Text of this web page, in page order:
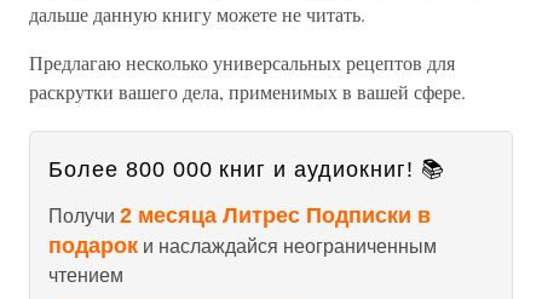
дальше данную книгу можете не читать.
Предлагаю несколько универсальных рецептов для
раскрутки вашего дела, применимых в вашей сфере.
Более 800 000 книг и аудиокниг! 📚
Получи 2 месяца Литрес Подписки в
подарок и наслаждайся неограниченным
чтением